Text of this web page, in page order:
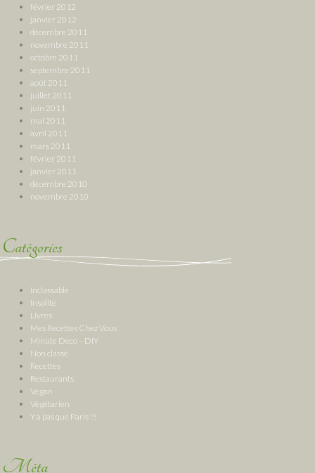
février 2012
janvier 2012
décembre 2011
novembre 2011
octobre 2011
septembre 2011
août 2011
juillet 2011
juin 2011
mai 2011
avril 2011
mars 2011
février 2011
janvier 2011
décembre 2010
novembre 2010
Catégories
Inclassable
Insolite
Livres
Mes Recettes Chez Vous
Minute Deco – DIY
Non classé
Recettes
Restaurants
Vegan
Végétarien
Y a pas que Paris !!!
Méta